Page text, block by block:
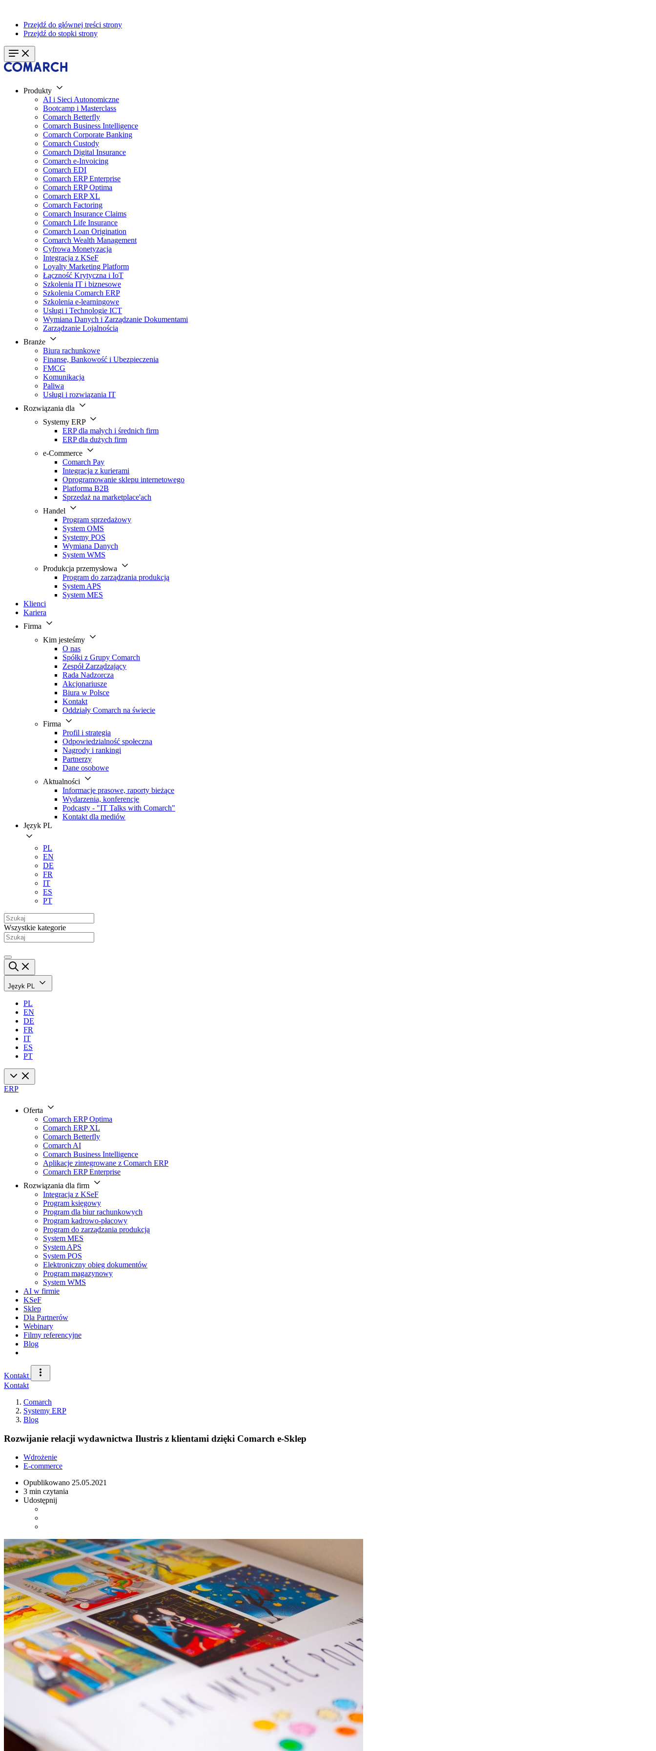
Przejdź do głównej treści strony
Przejdź do stopki strony
Produkty
AI i Sieci Autonomiczne
Bootcamp i Masterclass
Comarch Betterfly
Comarch Business Intelligence
Comarch Corporate Banking
Comarch Custody
Comarch Digital Insurance
Comarch e-Invoicing
Comarch EDI
Comarch ERP Enterprise
Comarch ERP Optima
Comarch ERP XL
Comarch Factoring
Comarch Insurance Claims
Comarch Life Insurance
Comarch Loan Origination
Comarch Wealth Management
Cyfrowa Monetyzacja
Integracja z KSeF
Loyalty Marketing Platform
Łączność Krytyczna i IoT
Szkolenia IT i biznesowe
Szkolenia Comarch ERP
Szkolenia e-learningowe
Usługi i Technologie ICT
Wymiana Danych i Zarządzanie Dokumentami
Zarządzanie Lojalnością
Branże
Biura rachunkowe
Finanse, Bankowość i Ubezpieczenia
FMCG
Komunikacja
Paliwa
Usługi i rozwiązania IT
Rozwiązania dla
Systemy ERP
ERP dla małych i średnich firm
ERP dla dużych firm
e-Commerce
Comarch Pay
Integracja z kurierami
Oprogramowanie sklepu internetowego
Platforma B2B
Sprzedaż na marketplace'ach
Handel
Program sprzedażowy
System OMS
Systemy POS
Wymiana Danych
System WMS
Produkcja przemysłowa
Program do zarządzania produkcją
System APS
System MES
Klienci
Kariera
Firma
Kim jesteśmy
O nas
Spółki z Grupy Comarch
Zespół Zarządzający
Rada Nadzorcza
Akcjonariusze
Biura w Polsce
Kontakt
Oddziały Comarch na świecie
Firma
Profil i strategia
Odpowiedzialność społeczna
Nagrody i rankingi
Partnerzy
Dane osobowe
Aktualności
Informacje prasowe, raporty bieżące
Wydarzenia, konferencje
Podcasty - "IT Talks with Comarch"
Kontakt dla mediów
Język PL
PL
EN
DE
FR
IT
ES
PT
Wszystkie kategorie
Język PL
PL
EN
DE
FR
IT
ES
PT
ERP
Oferta
Comarch ERP Optima
Comarch ERP XL
Comarch Betterfly
Comarch AI
Comarch Business Intelligence
Aplikacje zintegrowane z Comarch ERP
Comarch ERP Enterprise
Rozwiązania dla firm
Integracja z KSeF
Program księgowy
Program dla biur rachunkowych
Program kadrowo-płacowy
Program do zarządzania produkcją
System MES
System APS
System POS
Elektroniczny obieg dokumentów
Program magazynowy
System WMS
AI w firmie
KSeF
Sklep
Dla Partnerów
Webinary
Filmy referencyjne
Blog
Kontakt
Kontakt
Comarch
Systemy ERP
Blog
Rozwijanie relacji wydawnictwa Ilustris z klientami dzięki Comarch e-Sklep
Wdrożenie
E-commerce
Opublikowano 25.05.2021
3 min czytania
Udostępnij